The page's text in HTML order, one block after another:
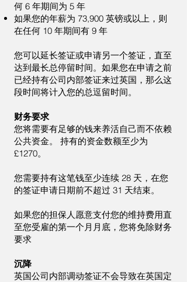
何 6 年期间为 5 年
如果您的年薪为 73,900 英镑或以上，则
在任何 10 年期间有 9 年
您可以延长签证或申请另一个签证，直至
达到最长总停留时间。如果您在申请之前
已经持有公司内部签证来过英国，那么这
段时间将计入您的总逗留时间。
财务要求
您将需要有足够的钱来养活自己而不依赖
公共资金。 持有的资金数额至少为
£1270。
您需要持有这笔钱至少连续 28 天，在您
的签证申请日期前不超过 31 天结束。
如果您的担保人愿意支付您的维持费用直
至您受雇的第一个月月底，您将免除财务
要求
沉降
英国公司内部调动签证不会导致在英国定